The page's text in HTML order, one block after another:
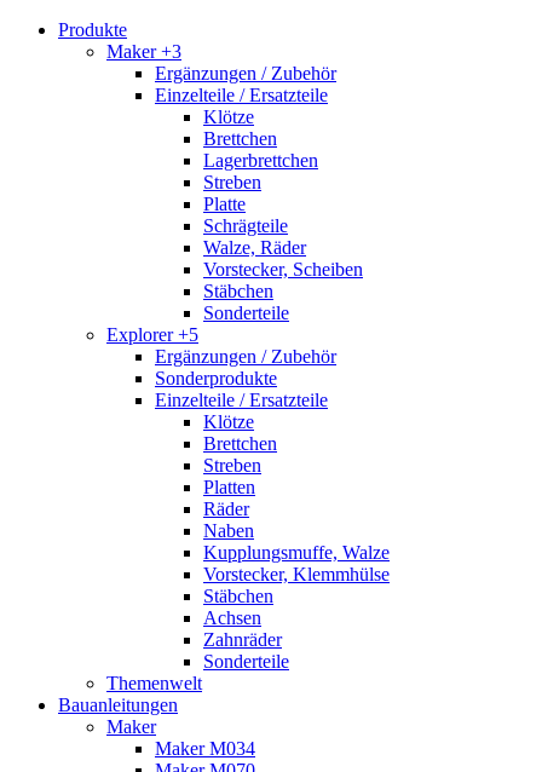
Produkte
Maker +3
Ergänzungen / Zubehör
Einzelteile / Ersatzteile
Klötze
Brettchen
Lagerbrettchen
Streben
Platte
Schrägteile
Walze, Räder
Vorstecker, Scheiben
Stäbchen
Sonderteile
Explorer +5
Ergänzungen / Zubehör
Sonderprodukte
Einzelteile / Ersatzteile
Klötze
Brettchen
Streben
Platten
Räder
Naben
Kupplungsmuffe, Walze
Vorstecker, Klemmhülse
Stäbchen
Achsen
Zahnräder
Sonderteile
Themenwelt
Bauanleitungen
Maker
Maker M034